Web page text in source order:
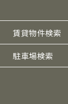
賃貸物件検索
駐車場検索